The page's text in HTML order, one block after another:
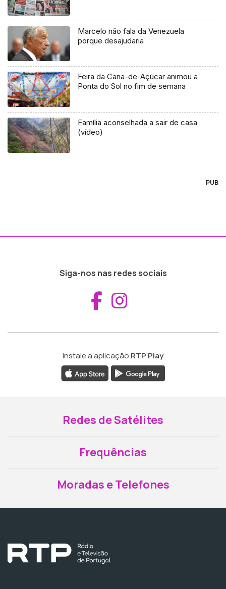
Marcelo não fala da Venezuela
porque desajudaria
Feira da Cana-de-Açúcar animou a
Ponta do Sol no fim de semana
Família aconselhada a sair de casa
(vídeo)
PUB
Siga-nos nas redes sociais
Aceder ao
Instale a aplicação RTP Play
Redes de Satélites
Frequências
Moradas e Telefones